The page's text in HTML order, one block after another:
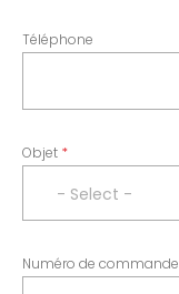
Téléphone
Objet
- Select -
Numéro de commande